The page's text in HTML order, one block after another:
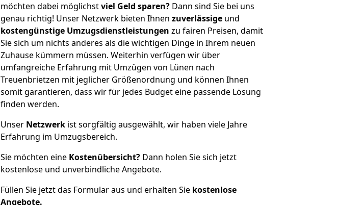
möchten dabei möglichstviel Geld sparen? Dann sind Sie bei uns
genau richtig! Unser Netzwerk bieten Ihnen zuverlässige und
kostengünstige Umzugsdienstleistungen zu fairen Preisen, damit
Sie sich um nichts anderes als die wichtigen Dinge in Ihrem neuen
Zuhause kümmern müssen. Weiterhin verfügen wir über
umfangreiche Erfahrung mit Umzügen von Lünen nach
Treuenbrietzen mit jeglicher Größenordnung und können Ihnen
somit garantieren, dass wir für jedes Budget eine passende Lösung
finden werden.
Unser Netzwerk ist sorgfältig ausgewählt, wir haben viele Jahre
Erfahrung im Umzugsbereich.
Sie möchten eine Kostenübersicht? Dann holen Sie sich jetzt
kostenlose und unverbindliche Angebote.
Füllen Sie jetzt das Formular aus und erhalten Sie kostenlose
Angebote.